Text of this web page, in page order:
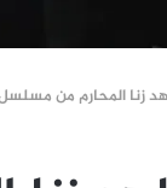
المحارم من مسلسل